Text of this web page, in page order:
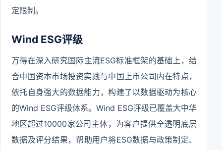
定限制。
Wind ESG评级
万得在深入研究国际主流ESG标准框架的基础上，结
合中国资本市场投资实践与中国上市公司内在特点，
依托自身强大的数据能力，构建了以数据驱动为核心
的Wind ESG评级体系。Wind ESG评级已覆盖大中华
地区超过10000家公司主体，为客户提供全透明底层
数据及评分结果，帮助用户将ESG数据与政策制定、